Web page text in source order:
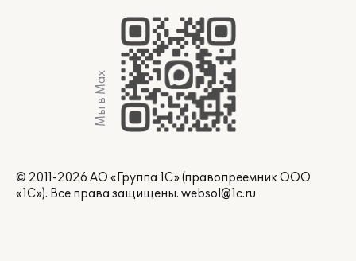
Мы в Max
© 2011-2026 АО «Группа 1С» (правопреемник ООО
«1С»). Все права защищены. websol@1c.ru